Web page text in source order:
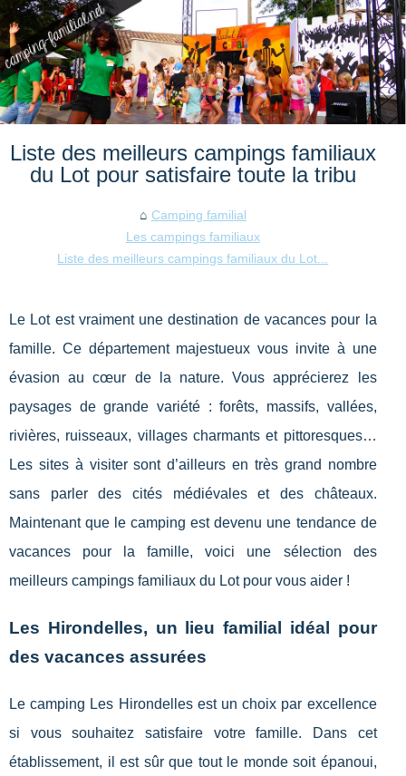
Liste des meilleurs campings familiaux
du Lot pour satisfaire toute la tribu
Camping familial
Les campings familiaux
Liste des meilleurs campings familiaux du Lot...
Le Lot est vraiment une destination de vacances pour la
famille. Ce département majestueux vous invite à une
évasion au cœur de la nature. Vous apprécierez les
paysages de grande variété : forêts, massifs, vallées,
rivières, ruisseaux, villages charmants et pittoresques…
Les sites à visiter sont d’ailleurs en très grand nombre
sans parler des cités médiévales et des châteaux.
Maintenant que le camping est devenu une tendance de
vacances pour la famille, voici une sélection des
meilleurs campings familiaux du Lot pour vous aider !
Les Hirondelles, un lieu familial idéal pour
des vacances assurées
Le camping Les Hirondelles est un choix par excellence
si vous souhaitez satisfaire votre famille. Dans cet
établissement, il est sûr que tout le monde soit épanoui,